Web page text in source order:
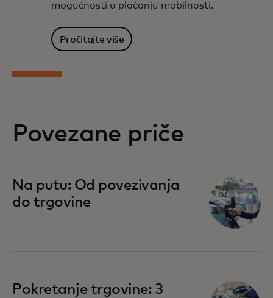
mogućnosti u plaćanju mobilnosti.
Pročitajte više
Povezane priče
Na putu: Od povezivanja
do trgovine
Pokretanje trgovine: 3